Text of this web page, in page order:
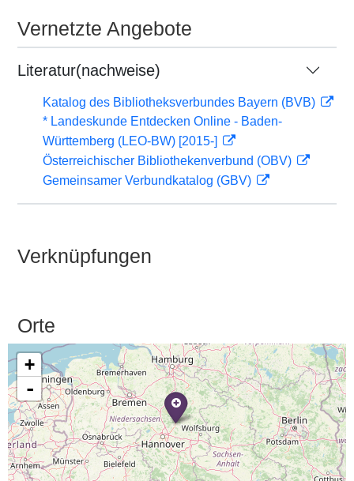
Vernetzte Angebote
Literatur(nachweise)
Katalog des Bibliotheksverbundes Bayern (BVB)
* Landeskunde Entdecken Online - Baden-
Württemberg (LEO-BW) [2015-]
Österreichischer Bibliothekenverbund (OBV)
Gemeinsamer Verbundkatalog (GBV)
Verknüpfungen
Orte
+
-